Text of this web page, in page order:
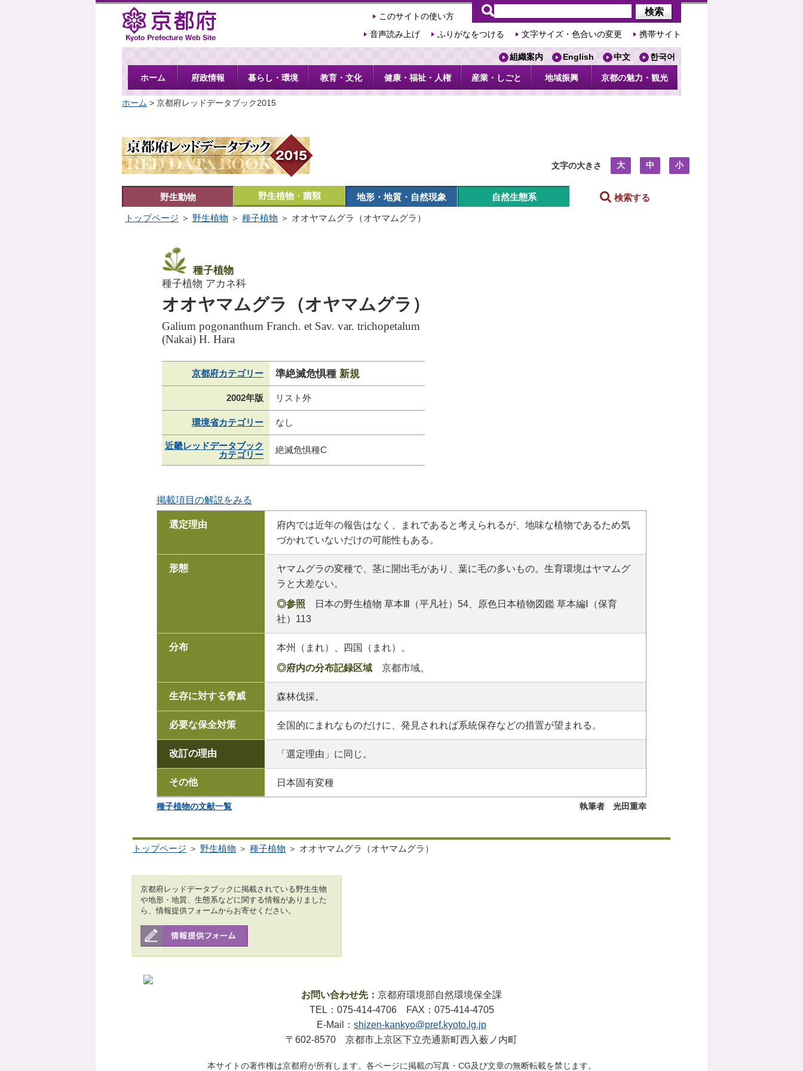
京都府
このサイトの使い方
音声読み上げ
ふりがなをつける 文字サイズ・色合いの変更 携帯サイト
組織案内 English 中文 한국어
ホーム 府政情報 暮らし・環境 教育・文化 健康・福祉・人権 産業・しごと 地域振興 京都の魅力・観光
ホーム > 京都府レッドデータブック2015
文字の大きさ 大 中 小
野生動物 野生植物・菌類 地形・地質・自然現象 自然生態系
検索する
トップページ ＞ 野生植物 ＞ 種子植物 ＞ オオヤマムグラ（オヤマムグラ）
種子植物
種子植物 アカネ科
オオヤマムグラ（オヤマムグラ）
Galium pogonanthum Franch. et Sav. var. trichopetalum
(Nakai) H. Hara
京都府カテゴリー 準絶滅危惧種新規
2002年版 リスト外
環境省カテゴリー なし
近畿レッドデータブック
カテゴリー
絶滅危惧種C
掲載項目の解説をみる
選定理由
府内では近年の報告はなく、まれであると考えられるが、地味な植物であるため気
づかれていないだけの可能性もある。
形態
ヤマムグラの変種で、茎に開出毛があり、葉に毛の多いもの。生育環境はヤマムグ
ラと大差ない。
◎参照 日本の野生植物 草本Ⅲ（平凡社）54、原色日本植物図鑑 草本編Ⅰ（保育
社）113
分布
本州（まれ）、四国（まれ）。
◎府内の分布記録区域 京都市域。
生存に対する脅威 森林伐採。
必要な保全対策 全国的にまれなものだけに、発見されれば系統保存などの措置が望まれる。
改訂の理由 「選定理由」に同じ。
その他 日本固有変種
種子植物の文献一覧 執筆者 光田重幸
トップページ ＞ 野生植物 ＞ 種子植物 ＞ オオヤマムグラ（オヤマムグラ）
京都府レッドデータブックに掲載されている野生生物
や地形・地質、生態系などに関する情報がありました
ら、情報提供フォームからお寄せください。
お問い合わせ先： 京都府環境部自然環境保全課
TEL：075-414-4706 FAX：075-414-4705
E-Mail： shizen-kankyo@pref.kyoto.lg.jp
〒602-8570 京都市上京区下立売通新町西入薮ノ内町
本サイトの著作権は京都府が所有します。各ページに掲載の写真・CG及び文章の無断転載を禁じます。